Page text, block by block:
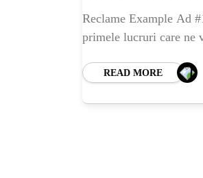
Reclame Example Ad
primele lucruri care ne
READ MORE